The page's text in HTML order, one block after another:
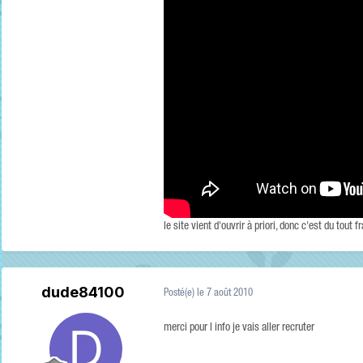
le site vient d'ouvrir à priori, donc c'est du tout
dude84100 Posté(e) le 7 août 2010
merci pour l info je vais aller recruter